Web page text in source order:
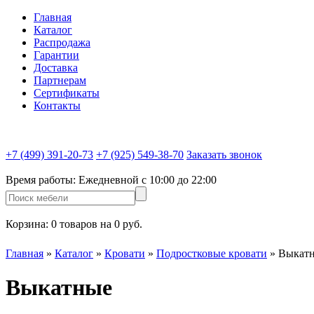
Главная
Каталог
Распродажа
Гарантии
Доставка
Партнерам
Сертификаты
Контакты
+7 (499) 391-20-73 +7 (925) 549-38-70 Заказать звонок
Время работы: Ежедневной c 10:00 до 22:00
Корзина: 0 товаров на 0 руб.
Главная » Каталог » Кровати » Подростковые кровати »
Выкатные